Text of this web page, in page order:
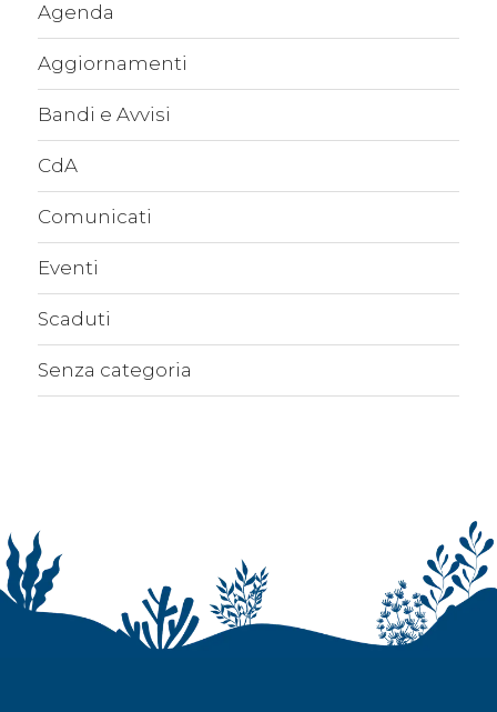
Agenda
Aggiornamenti
Bandi e Avvisi
CdA
Comunicati
Eventi
Scaduti
Senza categoria